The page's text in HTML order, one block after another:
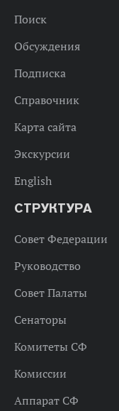
Поиск
Обсуждения
Подписка
Справочник
Карта сайта
Экскурсии
English
СТРУКТУРА
Совет Федерации
Руководство
Совет Палаты
Сенаторы
Комитеты СФ
Комиссии
Аппарат СФ